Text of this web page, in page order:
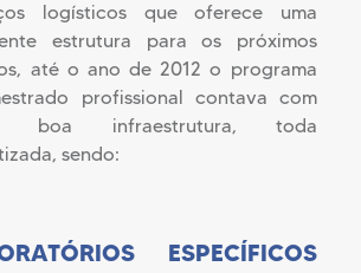
logísticos que oferece uma
estrutura para os próximos
até o ano de 2012 o programa
profissional contava com
boa infraestrutura, toda
sendo:
ESPECÍFICOS